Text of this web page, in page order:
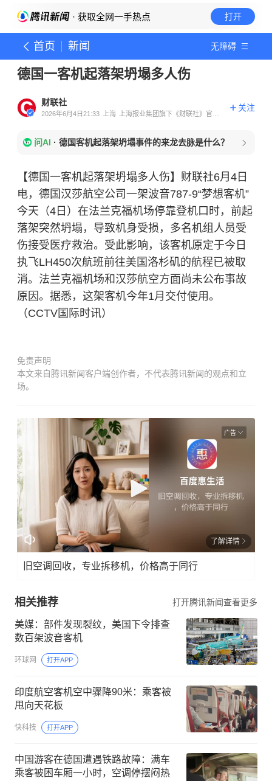
· 获取全网一手热点 打开
首页 新闻 无障碍
德国一客机起落架坍塌多人伤
财联社
2026年6月4日21:33 上海
上海报业集团旗下《财联社》官方
关注
问AI · 德国客机起落架坍塌事件的来龙去脉是什么？
【德国一客机起落架坍塌多人伤】财联社6月4日
电，德国汉莎航空公司一架波音787-9“梦想客机”
今天（4日）在法兰克福机场停靠登机口时，前起
落架突然坍塌，导致机身受损，多名机组人员受
伤接受医疗救治。受此影响，该客机原定于今日
执飞LH450次航班前往美国洛杉矶的航程已被取
消。法兰克福机场和汉莎航空方面尚未公布事故
原因。据悉，这架客机今年1月交付使用。
（CCTV国际时讯）
免责声明
本文来自腾讯新闻客户端创作者，不代表腾讯新闻的观点和立
场。
广告
了解详情
旧空调回收，专业拆移机，价格高于同行
相关推荐 打开腾讯新闻查看更多
美媒：部件发现裂纹，美国下令排查
数百架波音客机
环球网 打开APP
印度航空客机空中骤降90米：乘客被
甩向天花板
快科技 打开APP
中国游客在德国遭遇铁路故障：满车
乘客被困车厢一小时，空调停摆闷热